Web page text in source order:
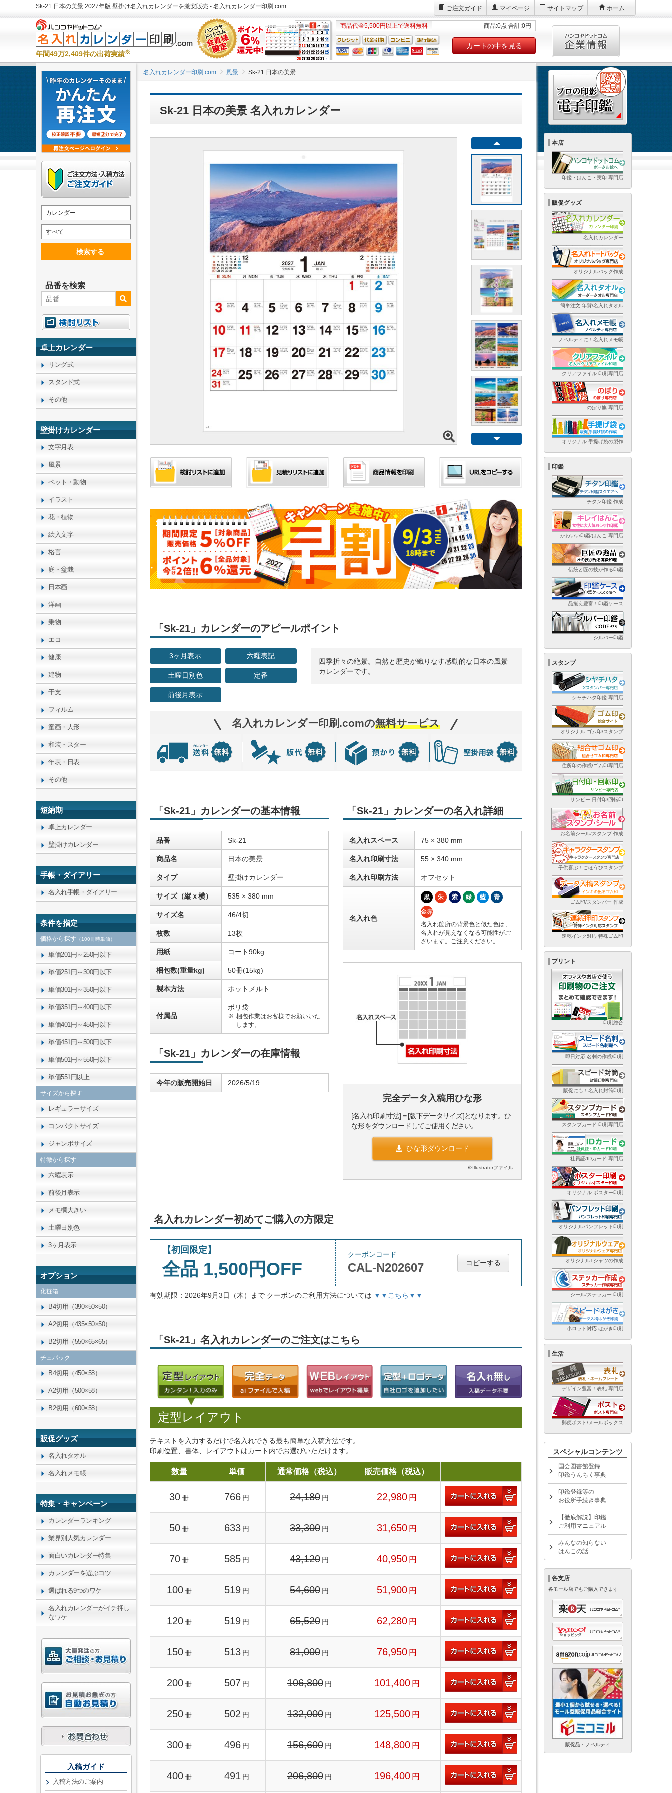
Sk-21 日本の美景 2027年版 壁掛け名入れカレンダーを激安販売 - 名入れカレンダー印刷.com ご注文ガイド マイページ サイトマップ ホーム
年間49万2,409件の出荷実績※
商品代金5,500円以上で送料無料 商品:0点 合計:0円
カートの中を見る
名入れカレンダー印刷.com 風景 Sk-21 日本の美景
Sk-21 日本の美景 名入れカレンダー
「Sk-21」カレンダーのアピールポイント
3ヶ月表示 六曜表記
土曜日別色 定番
前後月表示
四季折々の絶景。自然と歴史が織りなす感動的な日本の風景
カレンダーです。
名入れカレンダー印刷.comの無料サービス
「Sk-21」カレンダーの基本情報
品番 Sk-21
商品名 日本の美景
タイプ 壁掛けカレンダー
サイズ（縦ｘ横） 535 × 380 mm
サイズ名 46/4切
枚数 13枚
用紙 コート90kg
梱包数(重量kg) 50冊(15kg)
製本方法 ホットメルト
付属品
ポリ袋
梱包作業はお客様でお願いいた
します。
「Sk-21」カレンダーの在庫情報
今年の販売開始日 2026/5/19
「Sk-21」カレンダーの名入れ詳細
名入れスペース 75 × 380 mm
名入れ印刷寸法 55 × 340 mm
名入れ印刷方法 オフセット
名入れ色
黒 朱 紫 緑 藍 青
金赤
名入れ箇所の背景色と似た色は、
名入れが見えなくなる可能性がご
ざいます。ご注意ください。
完全データ入稿用ひな形
[名入れ印刷寸法]＝[版下データサイズ]となります。ひ
な形をダウンロードしてご使用ください。
ひな形ダウンロード
※Illustratorファイル
名入れカレンダー初めてご購入の方限定
【初回限定】
全品 1,500円OFF
クーポンコード
CAL-N202607 コピーする
有効期限：2026年9月3日（木）まで クーポンのご利用方法については ▼▼こちら▼▼
「Sk-21」名入れカレンダーのご注文はこちら
定型レイアウト
テキストを入力するだけで名入れできる最も簡単な入稿方法です。
印刷位置、書体、レイアウトはカート内でお選びいただけます。
数量 単価 通常価格（税込） 販売価格（税込）
30冊 766 円 24,180 円 22,980 円
50冊 633 円 33,300 円 31,650 円
70冊 585 円 43,120 円 40,950 円
100 冊 519 円 54,600 円 51,900 円
120 冊 519 円 65,520 円 62,280 円
150 冊 513 円 81,000 円 76,950 円
200 冊 507 円 106,800 円 101,400 円
250 冊 502 円 132,000 円 125,500 円
300 冊 496 円 156,600 円 148,800 円
400 冊 491 円 206,800 円 196,400 円
カレンダー
すべて
検索する
品番を検索
卓上カレンダー
リング式
スタンド式
その他
壁掛けカレンダー
文字月表
風景
ペット・動物
イラスト
花・植物
絵入文字
格言
庭・盆栽
日本画
洋画
乗物
エコ
健康
建物
干支
フィルム
童画・人形
和装・スター
年表・日表
その他
短納期
卓上カレンダー
壁掛けカレンダー
手帳・ダイアリー
名入れ手帳・ダイアリー
条件を指定
価格から探す （100冊時単価）
単価201円～250円以下
単価251円～300円以下
単価301円～350円以下
単価351円～400円以下
単価401円～450円以下
単価451円～500円以下
単価501円～550円以下
単価551円以上
サイズから探す
レギュラーサイズ
コンパクトサイズ
ジャンボサイズ
特徴から探す
六曜表示
前後月表示
メモ欄大きい
土曜日別色
3ヶ月表示
オプション
化粧箱
B4切用（390×50×50）
A2切用（435×50×50）
B2切用（550×65×65）
チュパック
B4切用（450×58）
A2切用（500×58）
B2切用（600×58）
販促グッズ
名入れタオル
名入れメモ帳
特集・キャンペーン
カレンダーランキング
業界別人気カレンダー
面白いカレンダー特集
カレンダーを選ぶコツ
選ばれる9つのワケ
名入れカレンダーがイチ押し
なワケ
入稿ガイド
入稿方法のご案内
本店
印鑑・はんこ・実印 専門店
販促グッズ
名入れカレンダー
オリジナルバッグ作成
簡単注文 年賀/名入れタオル
ノベルティに！名入れメモ帳
クリアファイル 印刷専門店
のぼり旗 専門店
オリジナル 手提げ袋の製作
印鑑
チタン印鑑 作成
かわいい印鑑/はんこ 専門店
伝統と匠の技が作る印鑑
品揃え豊富！印鑑ケース
シルバー印鑑
スタンプ
シャチハタ印鑑 専門店
オリジナル ゴム印/スタンプ
住所印の作成/ゴム印専門店
サンビー 日付印/回転印
お名前シール/スタンプ 作成
子供喜ぶ！ごほうびスタンプ
ゴム印/スタンパー 作成
速乾インク対応 特殊ゴム印
プリント
印刷総合
即日対応 名刺の作成/印刷
販促にも！名入れ封筒印刷
スタンプカード 印刷専門店
社員証/IDカード 専門店
オリジナル ポスター印刷
オリジナルパンフレット印刷
オリジナルTシャツの作成
シール/ステッカー 印刷
小ロット対応 はがき印刷
生活
デザイン豊富！表札 専門店
郵便ポスト/メールボックス
スペシャルコンテンツ
国会図書館登録
印鑑うんちく事典
印鑑登録等の
お役所手続き事典
【徹底解説】印鑑
ご利用マニュアル
みんなの知らない
はんこの話
各支店
各モール店でもご購入できます
販促品・ノベルティ